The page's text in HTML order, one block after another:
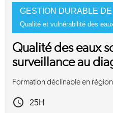
GESTION DURABLE
Qualité et vulnérabilité des
Qualité des eaux
surveillance au
Formation déclinable en
access_time
25H